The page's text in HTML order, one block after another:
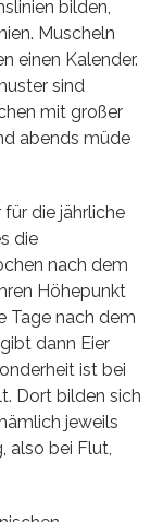
bilden,
Muscheln
einen Kalender.
sind
mit großer
abends müde
die jährliche
die
nach dem
Höhepunkt
Tage nach dem
dann Eier
ist bei
Dort bilden sich
jeweils
also bei Flut,